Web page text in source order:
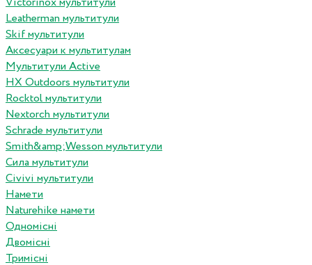
Leatherman мультитули
Skif мультитули
Аксесуари к мультитулам
Мультитули Active
HX Outdoors мультитули
Rocktol мультитули
Nextorch мультитули
Schrade мультитули
Smith&amp;Wesson мультитули
Сила мультитули
Civivi мультитули
Намети
Naturehike намети
Одномісні
Двомісні
Тримісні